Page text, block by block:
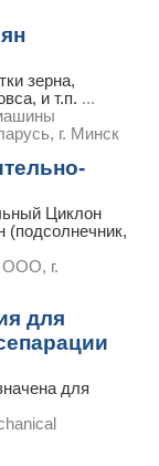
зерна,
и т.п. ...
г. Минск
Циклон
(подсолнечник,
ООО, г.
для
для